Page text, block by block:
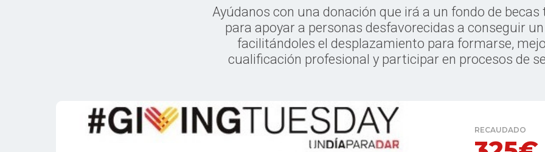
Ayúdanos con una donación que irá a un fondo de
para apoyar a personas desfavorecidas a conseguir
facilitándoles el desplazamiento para formarse,
cualificación profesional y participar en procesos de
RECAUDADO